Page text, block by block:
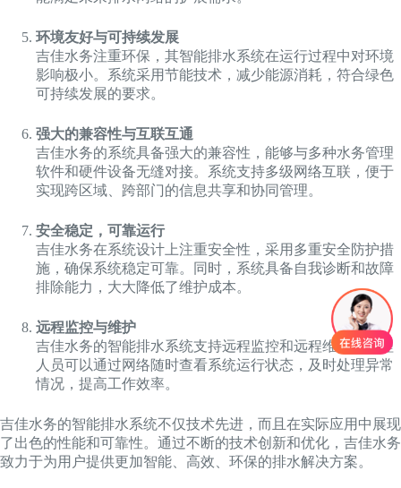
环境友好与可持续发展
吉佳水务注重环保，其智能排水系统在运行过程中对环境
影响极小。系统采用节能技术，减少能源消耗，符合绿色
可持续发展的要求。
强大的兼容性与互联互通
吉佳水务的系统具备强大的兼容性，能够与多种水务管理
软件和硬件设备无缝对接。系统支持多级网络互联，便于
实现跨区域、跨部门的信息共享和协同管理。
安全稳定，可靠运行
吉佳水务在系统设计上注重安全性，采用多重安全防护措
施，确保系统稳定可靠。同时，系统具备自我诊断和故障
排除能力，大大降低了维护成本。
远程监控与维护
吉佳水务的智能排水系统支持远程监控和远程维护，管理
人员可以通过网络随时查看系统运行状态，及时处理异常
情况，提高工作效率。
吉佳水务的智能排水系统不仅技术先进，而且在实际应用中展现
了出色的性能和可靠性。通过不断的技术创新和优化，吉佳水务
致力于为用户提供更加智能、高效、环保的排水解决方案。